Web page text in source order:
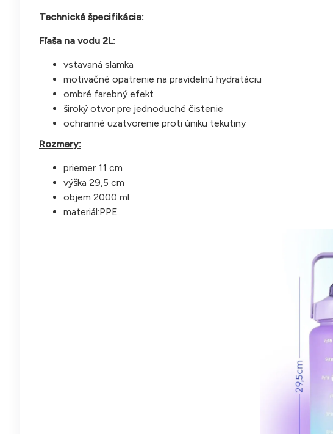
Technická špecifikácia:
Fľaša na vodu 2L:
vstavaná slamka
motivačné opatrenie na pravidelnú hydratáciu
ombré farebný efekt
široký otvor pre jednoduché čistenie
ochranné uzatvorenie proti úniku tekutiny
Rozmery:
priemer 11 cm
výška 29,5 cm
objem 2000 ml
materiál:PPE